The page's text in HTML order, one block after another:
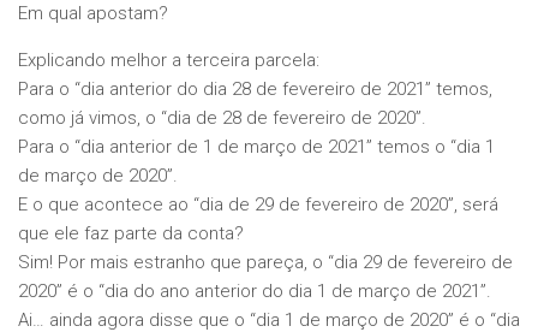
Em qual apostam?
Explicando melhor a terceira parcela:
Para o “dia anterior do dia 28 de fevereiro de 2021” temos,
como já vimos, o “dia de 28 de fevereiro de 2020”.
Para o “dia anterior de 1 de março de 2021” temos o “dia 1
de março de 2020”.
E o que acontece ao “dia de 29 de fevereiro de 2020”, será
que ele faz parte da conta?
Sim! Por mais estranho que pareça, o “dia 29 de fevereiro de
2020” é o “dia do ano anterior do dia 1 de março de 2021”.
Ai… ainda agora disse que o “dia 1 de março de 2020” é o “dia